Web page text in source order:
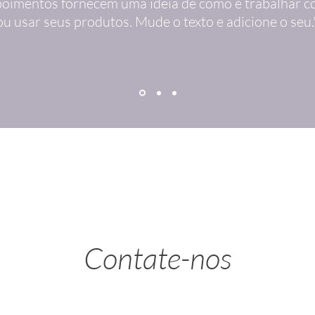
usar seus produtos. Mude o texto e adicione o
Contate-nos